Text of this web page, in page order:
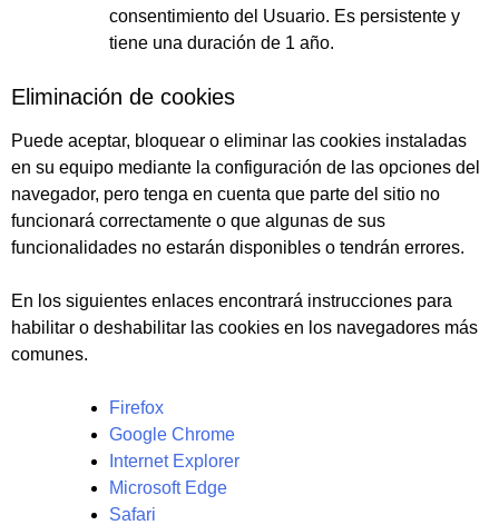
consentimiento del Usuario. Es persistente y
tiene una duración de 1 año.
Eliminación de cookies
Puede aceptar, bloquear o eliminar las cookies instaladas
en su equipo mediante la configuración de las opciones del
navegador, pero tenga en cuenta que parte del sitio no
funcionará correctamente o que algunas de sus
funcionalidades no estarán disponibles o tendrán errores.
En los siguientes enlaces encontrará instrucciones para
habilitar o deshabilitar las cookies en los navegadores más
comunes.
Firefox
Google Chrome
Internet Explorer
Microsoft Edge
Safari